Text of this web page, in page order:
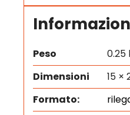
Peso
0.25
Dimensioni
15 ×
Formato: